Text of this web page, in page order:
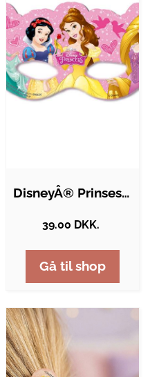
DisneyÂ® Prinsesser Papmasker
39.00 DKK.
Gå til shop